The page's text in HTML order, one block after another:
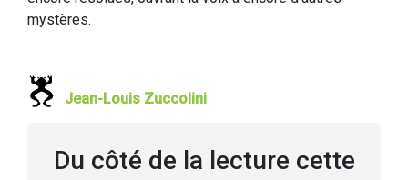
mystères.
Jean-Louis Zuccolini
Du côté de la lecture cette